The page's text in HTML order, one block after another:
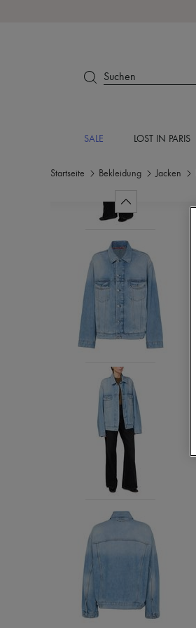
Suchen
SALE LOST IN PARIS
Startseite Bekleidung Jacken